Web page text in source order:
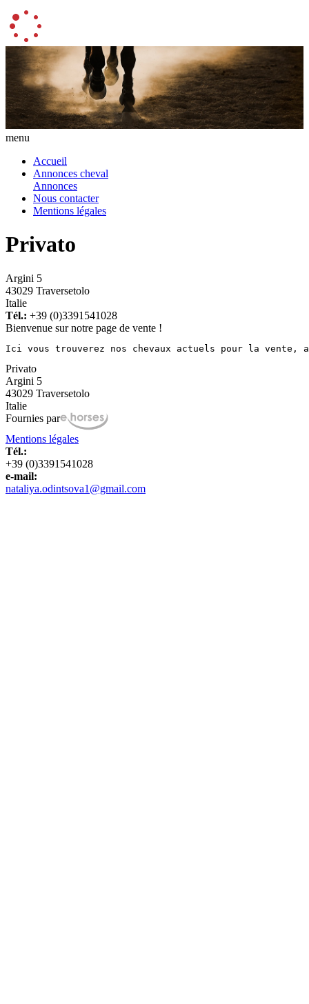
menu
Accueil
Annonces cheval
Annonces
Nous contacter
Mentions légales
Privato
Argini 5
43029 Traversetolo
Italie
Tél.: +39 (0)3391541028
Bienvenue sur notre page de vente !
Ici vous trouverez nos chevaux actuels pour la vente,
Privato
Argini 5
43029 Traversetolo
Italie
Fournies par
Mentions légales
Tél.:
+39 (0)3391541028
e-mail:
nataliya.odintsova1@gmail.com